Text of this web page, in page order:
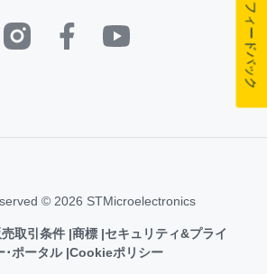
© 2026 STMicroelectronics
売取引条件 商標 セキュリティ&プライ
･ポータル Cookieポリシー
フィードバック